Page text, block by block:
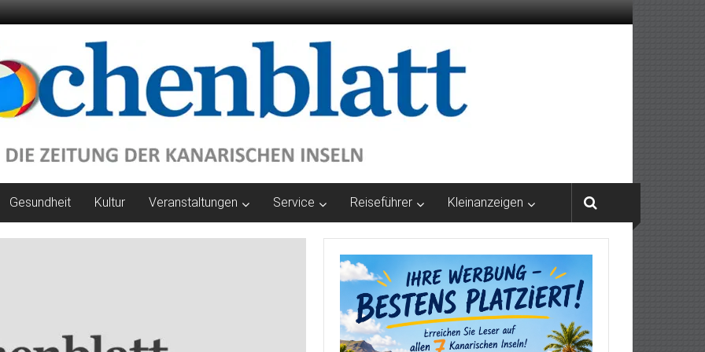
Gesundheit Kultur Veranstaltungen Service Reiseführer Kleinanzeigen